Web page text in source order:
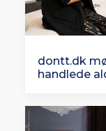
dontt.dk
handlede